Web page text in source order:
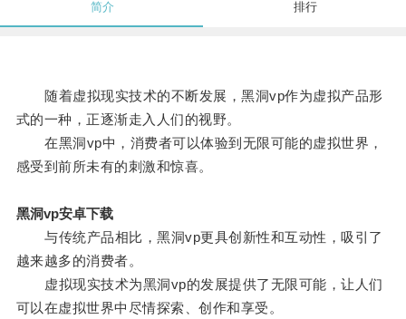
简介 排行
随着虚拟现实技术的不断发展，黑洞vp作为虚拟产品形
式的一种，正逐渐走入人们的视野。
在黑洞vp中，消费者可以体验到无限可能的虚拟世界，
感受到前所未有的刺激和惊喜。
黑洞vp安卓下载
与传统产品相比，黑洞vp更具创新性和互动性，吸引了
越来越多的消费者。
虚拟现实技术为黑洞vp的发展提供了无限可能，让人们
可以在虚拟世界中尽情探索、创作和享受。